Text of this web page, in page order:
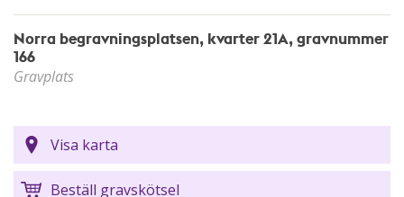
Norra begravningsplatsen, kvarter 21A, gravnummer
166
Gravplats
Visa karta
Beställ gravskötsel